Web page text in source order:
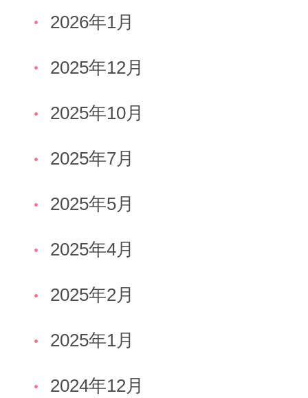
2026年1月
2025年12月
2025年10月
2025年7月
2025年5月
2025年4月
2025年2月
2025年1月
2024年12月